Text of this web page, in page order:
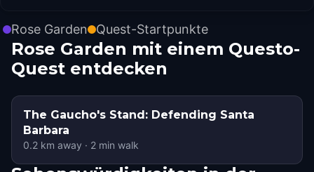
Rose Garden Quest-Startpunkte
Rose Garden mit einem Questo-
Quest entdecken
The Gaucho's Stand: Defending Santa
Barbara
0.2 km away · 2 min walk